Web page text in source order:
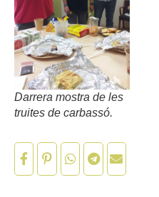
Darrera mostra de les
truites de carbassó.